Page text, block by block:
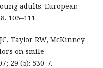
adults. European
103–111.
Taylor RW, McKinney
on smile
29 (5): 530-7.